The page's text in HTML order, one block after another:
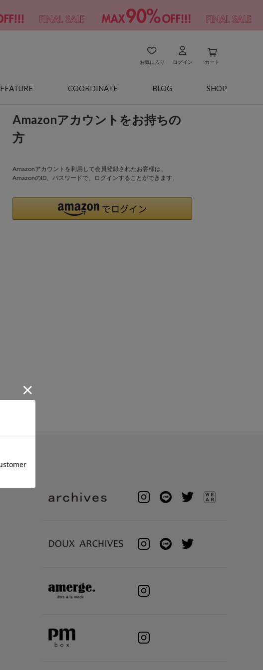
お気に入り ログイン カート
FEATURE COORDINATE BLOG SHOP
Amazonアカウントをお持ちの
方
Amazonアカウントを利用して会員登録されたお客様は、
AmazonのID、パスワードで、ログインすることができます。